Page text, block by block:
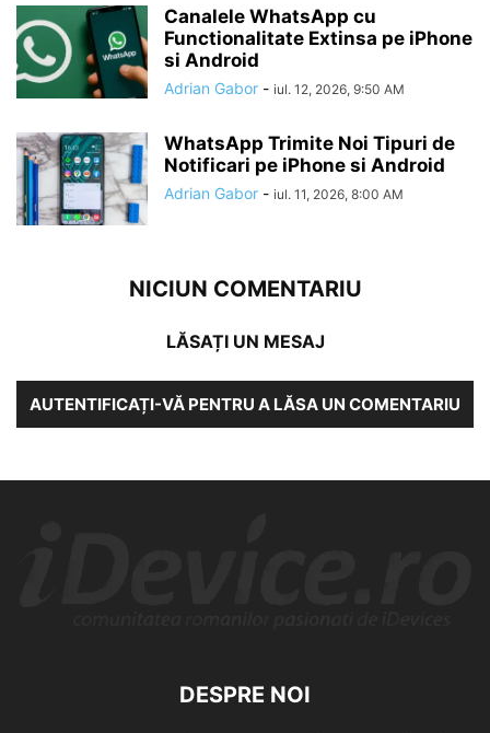
Canalele WhatsApp cu
Functionalitate Extinsa pe iPhone
si Android
Adrian Gabor - iul. 12, 2026, 9:50 AM
WhatsApp Trimite Noi Tipuri de
Notificari pe iPhone si Android
Adrian Gabor - iul. 11, 2026, 8:00 AM
NICIUN COMENTARIU
LĂSAȚI UN MESAJ
AUTENTIFICAȚI-VĂ PENTRU A LĂSA UN COMENTARIU
DESPRE NOI